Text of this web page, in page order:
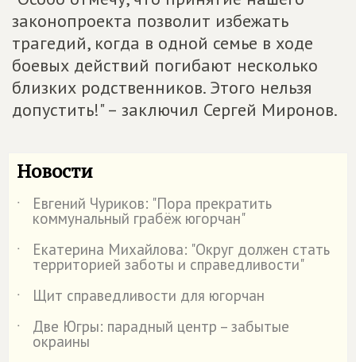
законопроекта позволит избежать
трагедий, когда в одной семье в ходе
боевых действий погибают несколько
близких родственников. Этого нельзя
допустить!" – заключил Сергей Миронов.
Новости
˙ Евгений Чуриков: "Пора прекратить
коммунальный грабёж югорчан"
˙
Екатерина Михайлова: "Округ должен стать
территорией заботы и справедливости"
˙
Щит справедливости для югорчан
˙
Две Югры: парадный центр – забытые
окраины